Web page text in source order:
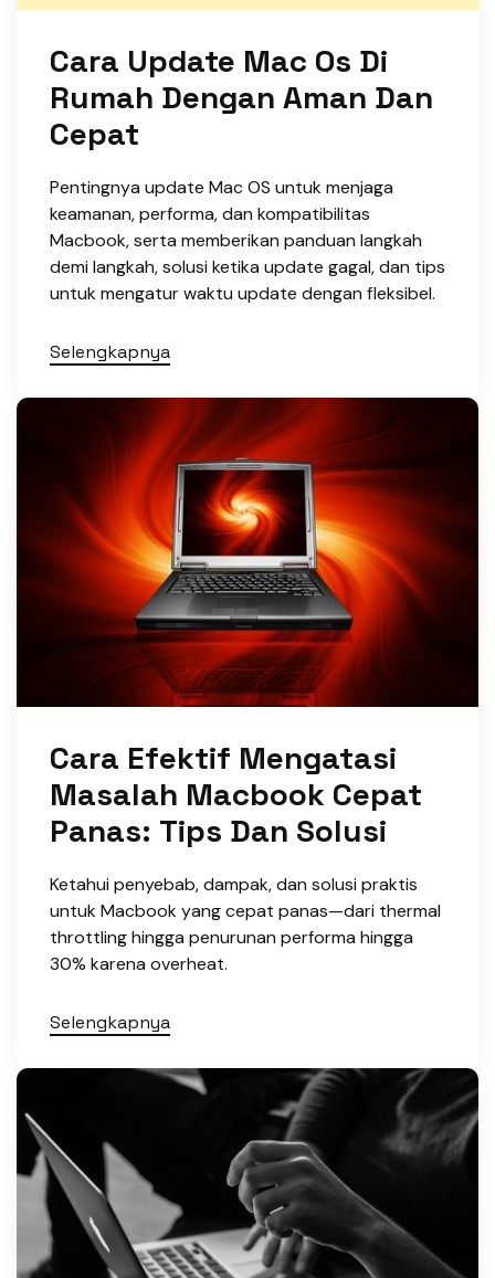
Cara Update Mac Os Di
Rumah Dengan Aman Dan
Cepat
Pentingnya update Mac OS untuk menjaga
keamanan, performa, dan kompatibilitas
Macbook, serta memberikan panduan langkah
demi langkah, solusi ketika update gagal, dan tips
untuk mengatur waktu update dengan fleksibel.
Selengkapnya
Cara Efektif Mengatasi
Masalah Macbook Cepat
Panas: Tips Dan Solusi
Ketahui penyebab, dampak, dan solusi praktis
untuk Macbook yang cepat panas—dari thermal
throttling hingga penurunan performa hingga
30% karena overheat.
Selengkapnya